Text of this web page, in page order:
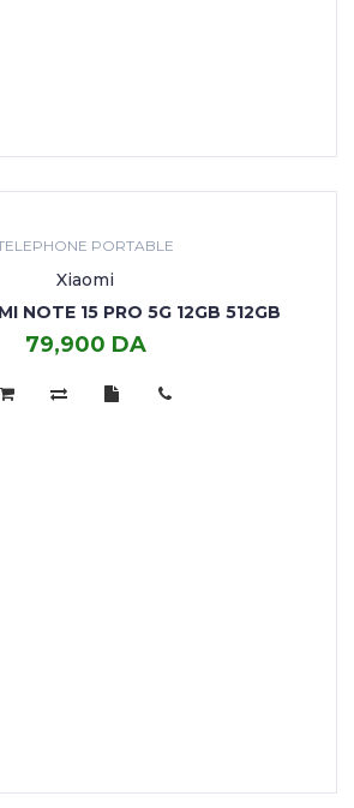
PORTABLE
Xiaomi
NOTE 15 PRO 5G 12GB 512GB
79,900 DA